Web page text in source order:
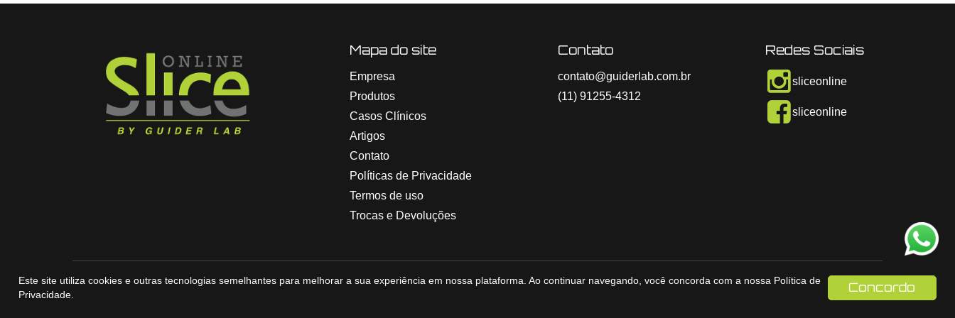
Este site utiliza cookies e outras tecnologias semelhantes para melhorar a sua experiência em nossa plataforma. Ao continuar navegando, você concorda com a nossa Política de
Privacidade
Concordo
Mapa do site
Empresa
Produtos
Casos Clínicos
Artigos
Contato
Políticas de Privacidade
Termos de uso
Trocas e Devoluções
Contato
contato@guiderlab.com.br
(11) 91255-4312
Redes Sociais
sliceonline
sliceonline